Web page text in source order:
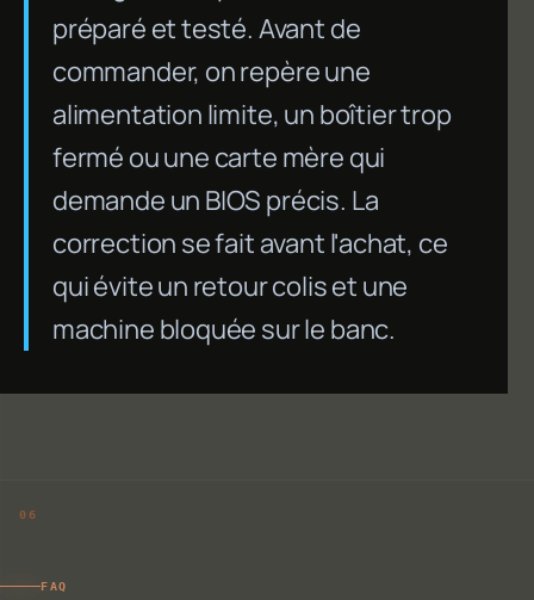
préparé et testé. Avant de
commander, on repère une
alimentation limite, un boîtier trop
fermé ou une carte mère qui
demande un BIOS précis. La
correction se fait avant l'achat, ce
qui évite un retour colis et une
machine bloquée sur le banc.
FAQ